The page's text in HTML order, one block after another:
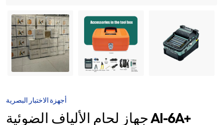
أجهزة الاختبار البصرية
جهاز لحام الألياف الضوئية AI-6A+